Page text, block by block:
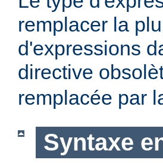
remplacer la
d'expressions
directive
remplacée par
Syntaxe